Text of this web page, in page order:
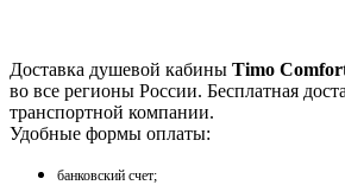
Доставка душевой кабины Timo
во все регионы России. Бесплатная
транспортной компании.
Удобные формы оплаты:
банковский счет;